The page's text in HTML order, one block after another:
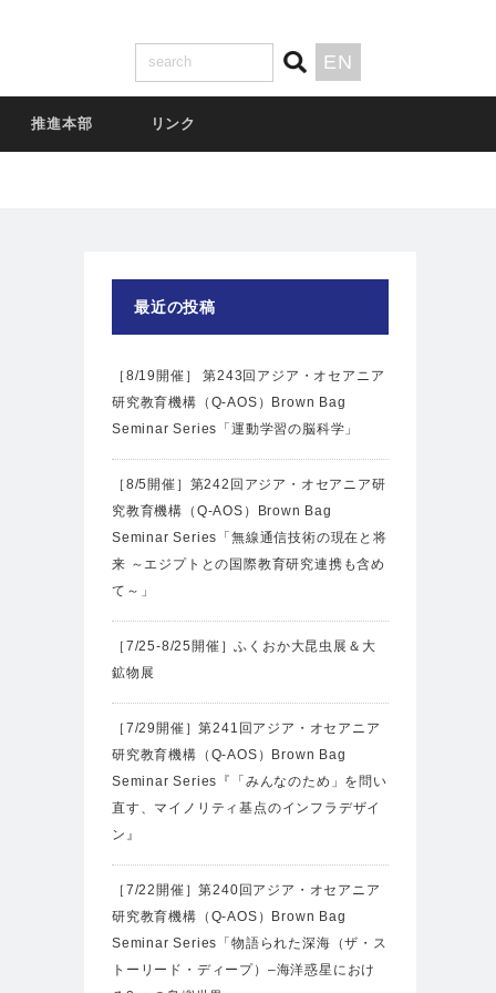
EN
推進本部 リンク
最近の投稿
［8/19開催］ 第243回アジア・オセアニア
研究教育機構（Q-AOS）Brown Bag
Seminar Series「運動学習の脳科学」
［8/5開催］第242回アジア・オセアニア研
究教育機構（Q-AOS）Brown Bag
Seminar Series「無線通信技術の現在と将
来 ～エジプトとの国際教育研究連携も含め
て～」
［7/25-8/25開催］ふくおか大昆虫展＆大
鉱物展
［7/29開催］第241回アジア・オセアニア
研究教育機構（Q-AOS）Brown Bag
Seminar Series『「みんなのため」を問い
直す、マイノリティ基点のインフラデザイ
ン』
［7/22開催］第240回アジア・オセアニア
研究教育機構（Q-AOS）Brown Bag
Seminar Series「物語られた深海（ザ・ス
トーリード・ディープ）‒海洋惑星におけ